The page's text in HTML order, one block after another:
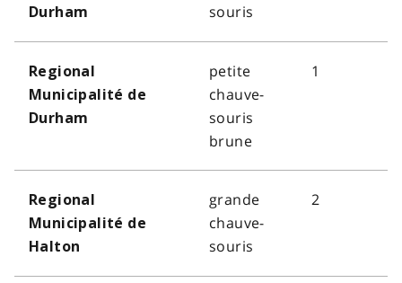
Durham
souris
Regional
Municipalité de
Durham
petite
chauve-
souris
brune
1
Regional
Municipalité de
Halton
grande
chauve-
souris
2